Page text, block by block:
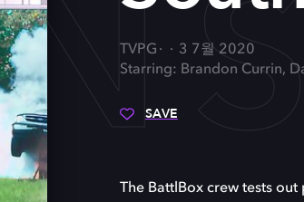
TVPG
3 7월 2020
Starring: Brandon Currin,
SAVE
The BattlBox crew tests